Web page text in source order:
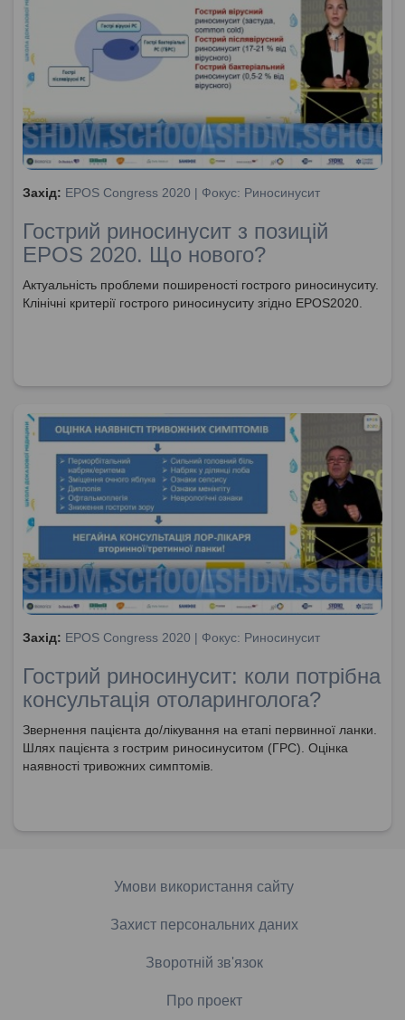
Захід: EPOS Congress 2020 | Фокус: Риносинусит
Гострий риносинусит з позицій
EPOS 2020. Що нового?
Актуальність проблеми поширеності гострого риносинуситу.
Клінічні критерії гострого риносинуситу згідно EPOS2020.
Захід: EPOS Congress 2020 | Фокус: Риносинусит
Гострий риносинусит: коли потрібна
консультація отоларинголога?
Звернення пацієнта до/лікування на етапі первинної ланки.
Шлях пацієнта з гострим риносинуситом (ГРС). Оцінка
наявності тривожних симптомів.
Умови використання сайту
Захист персональних даних
Зворотній зв'язок
Про проект